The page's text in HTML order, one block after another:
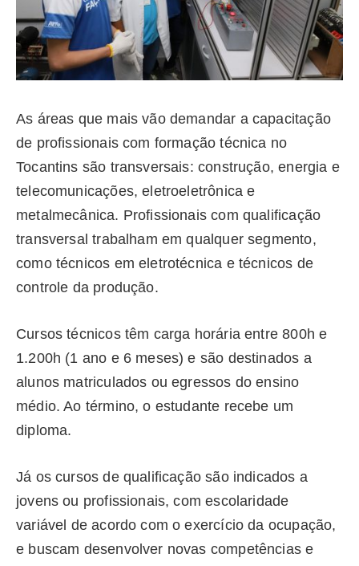
As áreas que mais vão demandar a capacitação
de profissionais com formação técnica no
Tocantins são transversais: construção, energia e
telecomunicações, eletroeletrônica e
metalmecânica. Profissionais com qualificação
transversal trabalham em qualquer segmento,
como técnicos em eletrotécnica e técnicos de
controle da produção.
Cursos técnicos têm carga horária entre 800h e
1.200h (1 ano e 6 meses) e são destinados a
alunos matriculados ou egressos do ensino
médio. Ao término, o estudante recebe um
diploma.
Já os cursos de qualificação são indicados a
jovens ou profissionais, com escolaridade
variável de acordo com o exercício da ocupação,
e buscam desenvolver novas competências e